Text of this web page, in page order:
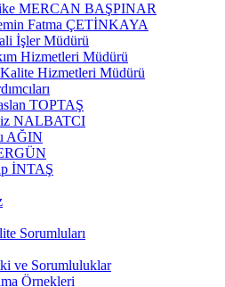
MERCAN BAŞPINAR
Fatma ÇETİNKAYA
İşler Müdürü
Hizmetleri Müdürü
Hizmetleri Müdürü
TOPTAŞ
NALBATCI
AĞIN
İNTAŞ
Sorumluları
ve Sorumluluklar
Örnekleri